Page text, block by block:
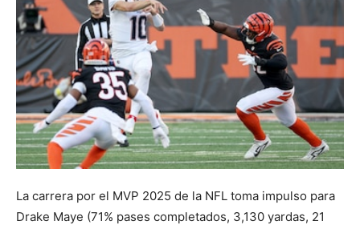
La carrera por el MVP 2025 de la NFL toma impulso para
Drake Maye (71% pases completados, 3,130 yardas, 21